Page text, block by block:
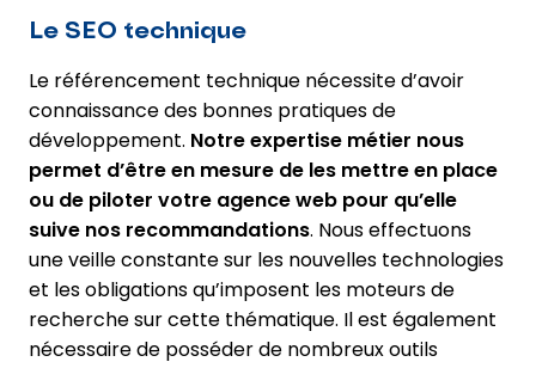
Le SEO technique
Le référencement technique nécessite d’avoir
connaissance des bonnes pratiques de
développement. Notre expertise métier nous
permet d’être en mesure de les mettre en place
ou de piloter votre agence web pour qu’elle
suive nos recommandations. Nous effectuons
une veille constante sur les nouvelles technologies
et les obligations qu’imposent les moteurs de
recherche sur cette thématique. Il est également
nécessaire de posséder de nombreux outils